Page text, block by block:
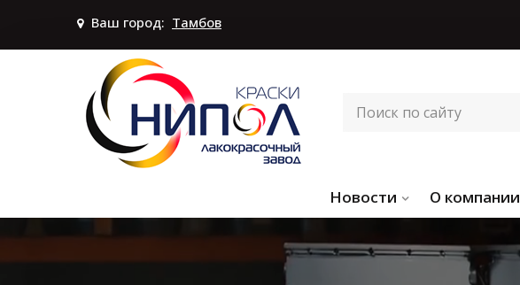
Ваш город: Тамбов
Новости О компании